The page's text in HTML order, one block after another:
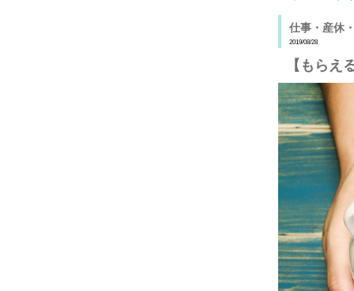
仕事・産休
2019/08/28
【もらえ